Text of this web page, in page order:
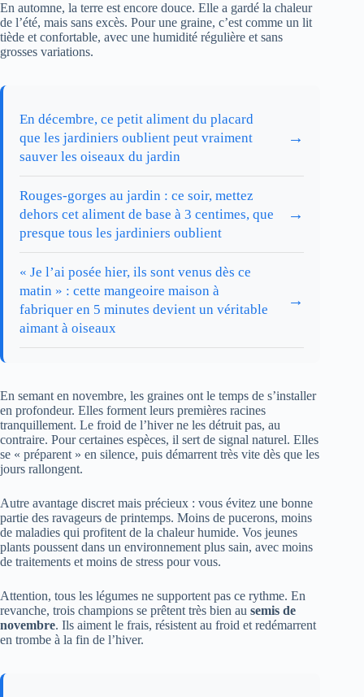
En automne, la terre est encore douce. Elle a gardé la chaleur
de l’été, mais sans excès. Pour une graine, c’est comme un lit
tiède et confortable, avec une humidité régulière et sans
grosses variations.
En décembre, ce petit aliment du placard
que les jardiniers oublient peut vraiment
sauver les oiseaux du jardin
→
Rouges-gorges au jardin : ce soir, mettez
dehors cet aliment de base à 3 centimes, que
presque tous les jardiniers oublient
→
« Je l’ai posée hier, ils sont venus dès ce
matin » : cette mangeoire maison à
fabriquer en 5 minutes devient un véritable
aimant à oiseaux
→
En semant en novembre, les graines ont le temps de s’installer
en profondeur. Elles forment leurs premières racines
tranquillement. Le froid de l’hiver ne les détruit pas, au
contraire. Pour certaines espèces, il sert de signal naturel. Elles
se « préparent » en silence, puis démarrent très vite dès que les
jours rallongent.
Autre avantage discret mais précieux : vous évitez une bonne
partie des ravageurs de printemps. Moins de pucerons, moins
de maladies qui profitent de la chaleur humide. Vos jeunes
plants poussent dans un environnement plus sain, avec moins
de traitements et moins de stress pour vous.
Attention, tous les légumes ne supportent pas ce rythme. En
revanche, trois champions se prêtent très bien au semis de
novembre. Ils aiment le frais, résistent au froid et redémarrent
en trombe à la fin de l’hiver.